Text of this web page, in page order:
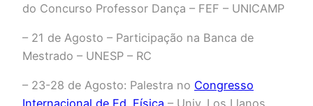
do Concurso Professor Dança – FEF – UNICAMP
– 21 de Agosto – Participação na Banca de
Mestrado – UNESP – RC
– 23-28 de Agosto: Palestra no Congresso